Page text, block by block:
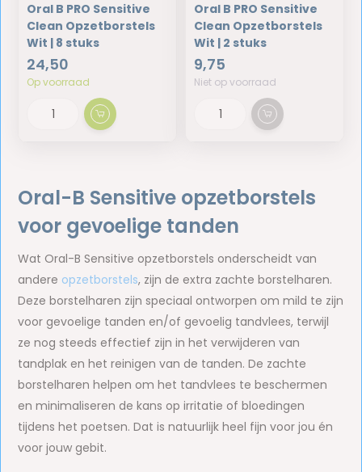
Oral B PRO Sensitive
Clean Opzetborstels
Wit | 8 stuks
24,50
Op voorraad
Oral B PRO Sensitive
Clean Opzetborstels
Wit | 2 stuks
9,75
Niet op voorraad
Oral-B Sensitive opzetborstels
voor gevoelige tanden
Wat Oral-B Sensitive opzetborstels onderscheidt van
andere opzetborstels, zijn de extra zachte borstelharen.
Deze borstelharen zijn speciaal ontworpen om mild te zijn
voor gevoelige tanden en/of gevoelig tandvlees, terwijl
ze nog steeds effectief zijn in het verwijderen van
tandplak en het reinigen van de tanden. De zachte
borstelharen helpen om het tandvlees te beschermen
en minimaliseren de kans op irritatie of bloedingen
tijdens het poetsen. Dat is natuurlijk heel fijn voor jou én
voor jouw gebit.